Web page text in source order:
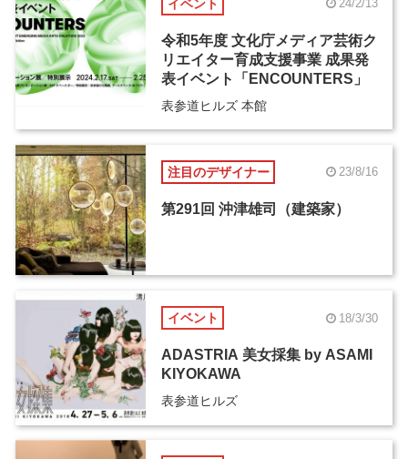
イベント 24/2/13
令和5年度 文化庁メディア芸術ク
リエイター育成支援事業 成果発
表イベント「ENCOUNTERS」
表参道ヒルズ 本館
注目のデザイナー 23/8/16
第291回 沖津雄司（建築家）
イベント 18/3/30
ADASTRIA 美女採集 by ASAMI
KIYOKAWA
表参道ヒルズ